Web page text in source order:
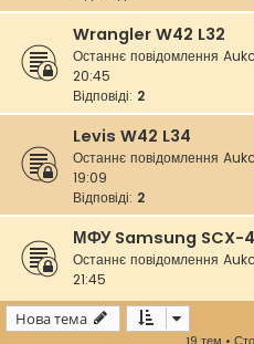
Wrangler W42 L32
Останнє повідомлення
20:45
Відповіді: 2
Levis W42 L34
Останнє повідомлення
19:09
Відповіді: 2
МФУ Samsung SCX-
Останнє повідомлення
21:45
Нова тема